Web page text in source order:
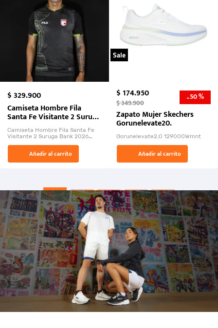
$329.900
Camiseta Hombre Fila
Santa Fe Visitante 2 Suruga
Bank 2026
Camiseta Hombre Fila Santa Fe
Visitante 2 Suruga Bank 2026
El Rugido del Sol Naciente:
“Primeros para la Et...
Añadir al carrito
Sale
$174.950
$349.900 -50 %
Zapato Mujer Skechers
Gorunelevate20.
Gorunelevate2.0 129000Wmnt
Añadir al carrito